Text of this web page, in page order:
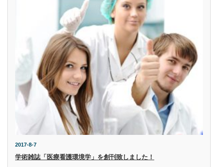
2017-8-7
学術雑誌「医療看護環境学」を創刊致しました！